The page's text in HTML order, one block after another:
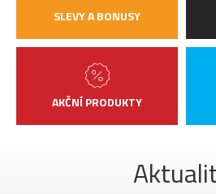
SLEVY A BONUSY
AKČNÍ PRODUKTY